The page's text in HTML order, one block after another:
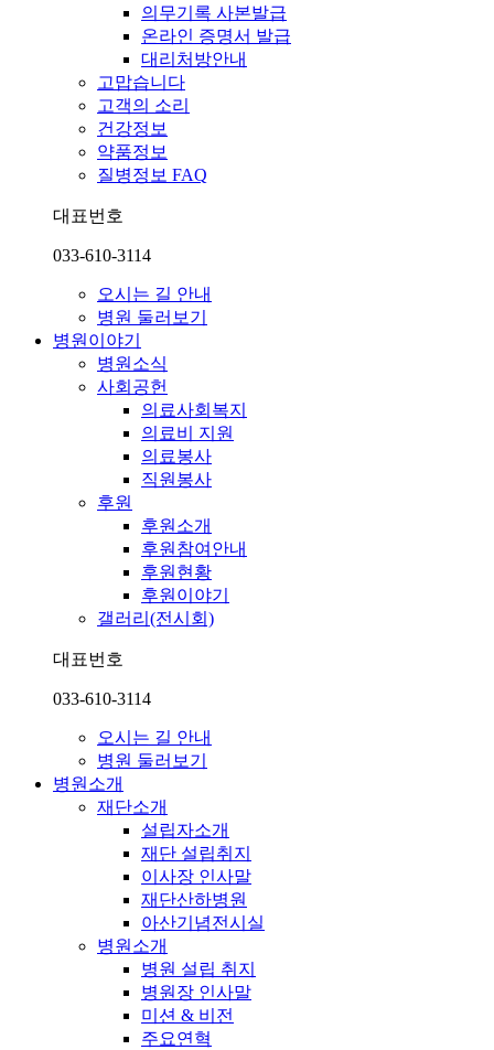
의무기록 사본발급
온라인 증명서 발급
대리처방안내
고맙습니다
고객의 소리
건강정보
약품정보
질병정보 FAQ
대표번호
033-610-3114
오시는 길 안내
병원 둘러보기
병원이야기
병원소식
사회공헌
의료사회복지
의료비 지원
의료봉사
직원봉사
후원
후원소개
후원참여안내
후원현황
후원이야기
갤러리(전시회)
대표번호
033-610-3114
오시는 길 안내
병원 둘러보기
병원소개
재단소개
설립자소개
재단 설립취지
이사장 인사말
재단산하병원
아산기념전시실
병원소개
병원 설립 취지
병원장 인사말
미션 & 비전
주요연혁